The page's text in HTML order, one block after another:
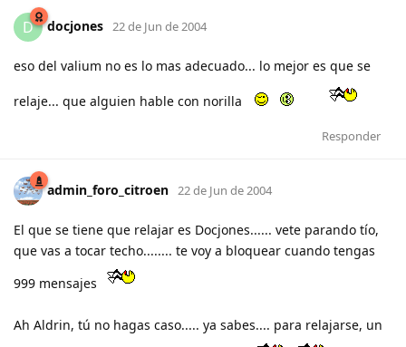
D docjones 22 de Jun de 2004
eso del valium no es lo mas adecuado... lo mejor es que se
relaje... que alguien hable con norilla
Responder
admin_foro_citroen 22 de Jun de 2004
El que se tiene que relajar es Docjones...... vete parando tío,
que vas a tocar techo........ te voy a bloquear cuando tengas
999 mensajes
Ah Aldrin, tú no hagas caso..... ya sabes.... para relajarse, un